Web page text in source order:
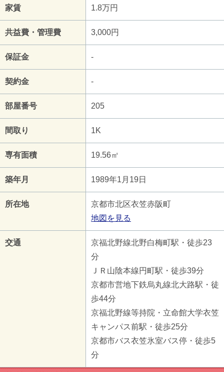
家賃 1.8万円
共益費・管理費 3,000円
保証金 -
契約金 -
部屋番号 205
間取り 1K
専有面積 19.56㎡
築年月 1989年1月19日
所在地
京都市北区衣笠赤阪町
地図を見る
交通
京福北野線北野白梅町駅・徒歩23
分
ＪＲ山陰本線円町駅・徒歩39分
京都市営地下鉄烏丸線北大路駅・徒
歩44分
京福北野線等持院・立命館大学衣笠
キャンパス前駅・徒歩25分
京都市バス衣笠氷室バス停・徒歩5
分